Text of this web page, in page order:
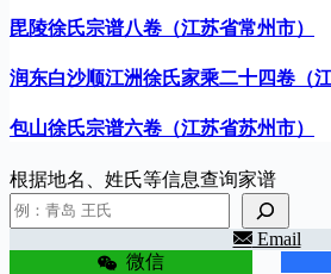
毘陵徐氏宗谱八卷（江苏省常州市）
润东白沙顺江洲徐氏家乘二十四卷（
包山徐氏宗谱六卷（江苏省苏州市）
根据地名、姓氏等信息查询家谱
Email
微信